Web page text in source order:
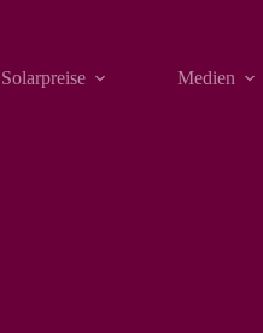
Solarpreise Medien